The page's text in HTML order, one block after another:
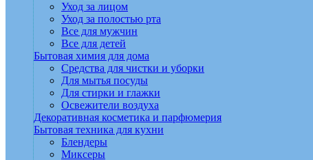
Уход за лицом
Уход за полостью рта
Все для мужчин
Все для детей
Бытовая химия для дома
Средства для чистки и уборки
Для мытья посуды
Для стирки и глажки
Освежители воздуха
Декоративная косметика и парфюмерия
Бытовая техника для кухни
Блендеры
Миксеры